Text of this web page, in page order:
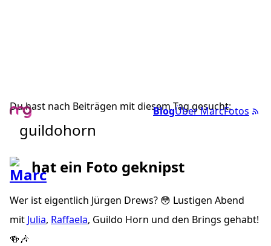
BlogÜber MarcFotos
Du hast nach Beiträgen mit diesem Tag gesucht:
guildohorn
hat ein Foto geknipst
Wer ist eigentlich Jürgen Drews? 😳 Lustigen Abend
mit Julia, Raffaela, Guildo Horn und den Brings gehabt!
🍻🎶